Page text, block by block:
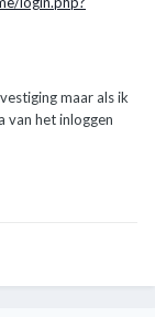
maar als ik
van het inloggen